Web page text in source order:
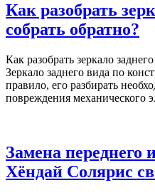
Как разобрать
собрать обратно?
Как разобрать зеркало
Зеркало заднего вида по
правило, его разбирать
повреждения механического
Замена переднего
Хёндай Солярис